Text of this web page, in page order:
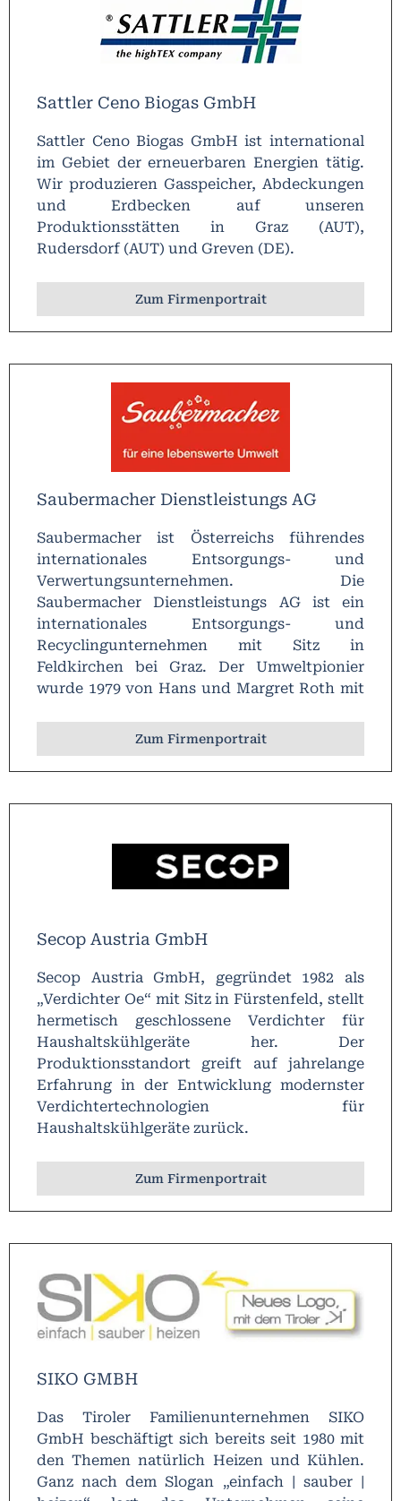
Sattler Ceno Biogas GmbH
Sattler Ceno Biogas GmbH ist international
im Gebiet der erneuerbaren Energien tätig.
Wir produzieren Gasspeicher, Abdeckungen
und Erdbecken auf unseren
Produktionsstätten in Graz (AUT),
Rudersdorf (AUT) und Greven (DE).
Zum Firmenportrait
Saubermacher Dienstleistungs AG
Saubermacher ist Österreichs führendes
internationales Entsorgungs- und
Verwertungsunternehmen. Die
Saubermacher Dienstleistungs AG ist ein
internationales Entsorgungs- und
Recyclingunternehmen mit Sitz in
Feldkirchen bei Graz. Der Umweltpionier
wurde 1979 von Hans und Margret Roth mit
Beitrag für eine lebenswerte Umwelt zu
leisten.
Zum Firmenportrait
Secop Austria GmbH
Secop Austria GmbH, gegründet 1982 als
„Verdichter Oe“ mit Sitz in Fürstenfeld, stellt
hermetisch geschlossene Verdichter für
Haushaltskühlgeräte her. Der
Produktionsstandort greift auf jahrelange
Erfahrung in der Entwicklung modernster
Verdichtertechnologien für
Haushaltskühlgeräte zurück.
Zum Firmenportrait
SIKO GMBH
Das Tiroler Familienunternehmen SIKO
GmbH beschäftigt sich bereits seit 1980 mit
den Themen natürlich Heizen und Kühlen.
Ganz nach dem Slogan „einfach | sauber |